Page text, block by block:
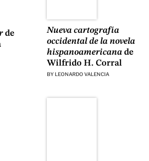
de
Nueva cartografía
occidental de la novela
hispanoamericanade
Wilfrido H. Corral
BY LEONARDO VALENCIA